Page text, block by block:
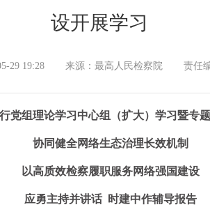
设开展学习
29 19:28 来源：最高人民检察院 责任
党组理论学习中心组（扩大）学习暨专
协同健全网络生态治理长效机制
以高质效检察履职服务网络强国建设
应勇主持并讲话 时建中作辅导报告